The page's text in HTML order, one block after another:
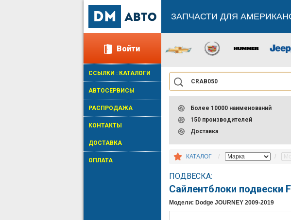
Войти
ССЫЛКИ : КАТАЛОГИ
АВТОСЕРВИСЫ
РАСПРОДАЖА
КОНТАКТЫ
ДОСТАВКА
ОПЛАТА
ЗАПЧАСТИ ДЛЯ
Более 10000 наименований
150 производителей
Доставка
КАТАЛОГ
ПОДВЕСКА:
Сайлентблоки подвески
Модели: Dodge JOURNEY 2009-2019